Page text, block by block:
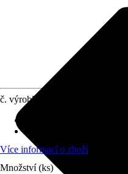
č. výrobku
Více informací o zboží
Množství (ks)